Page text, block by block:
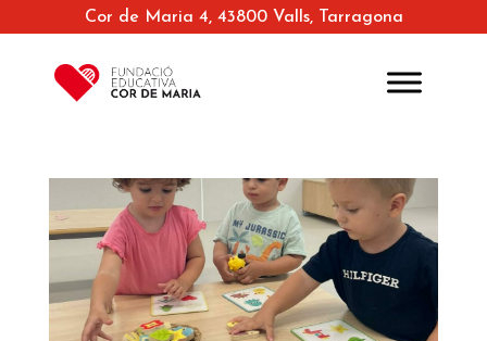
Cor de Maria 4, 43800 Valls, Tarragona